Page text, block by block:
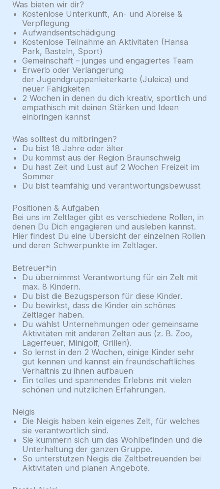
Was bieten wir dir?
Kostenlose Unterkunft, An- und Abreise &
Verpflegung
Aufwandsentschädigung
Kostenlose Teilnahme an Aktivitäten (Hansa
Park, Basteln, Sport)
Gemeinschaft – junges und engagiertes Team
Erwerb oder Verlängerung
der Jugendgruppenleiterkarte (Juleica) und
neuer Fähigkeiten
2 Wochen in denen du dich kreativ, sportlich und
empathisch mit deinen Stärken und Ideen
einbringen kannst
Was solltest du mitbringen?
Du bist 18 Jahre oder älter
Du kommst aus der Region Braunschweig
Du hast Zeit und Lust auf 2 Wochen Freizeit im
Sommer
Du bist teamfähig und verantwortungsbewusst
Positionen & Aufgaben
Bei uns im Zeltlager gibt es verschiedene Rollen, in
denen Du Dich engagieren und ausleben kannst.
Hier findest Du eine Übersicht der einzelnen Rollen
und deren Schwerpunkte im Zeltlager.
Betreuer*in
Du übernimmst Verantwortung für ein Zelt mit
max. 8 Kindern.
Du bist die Bezugsperson für diese Kinder.
Du bewirkst, dass die Kinder ein schönes
Zeltlager haben.
Du wählst Unternehmungen oder gemeinsame
Aktivitäten mit anderen Zelten aus (z. B. Zoo,
Lagerfeuer, Minigolf, Grillen).
So lernst in den 2 Wochen, einige Kinder sehr
gut kennen und kannst ein freundschaftliches
Verhältnis zu ihnen aufbauen
Ein tolles und spannendes Erlebnis mit vielen
schönen und nützlichen Erfahrungen.
Neigis
Die Neigis haben kein eigenes Zelt, für welches
sie verantwortlich sind.
Sie kümmern sich um das Wohlbefinden und die
Unterhaltung der ganzen Gruppe.
So unterstützen Neigis die Zeltbetreuenden bei
Aktivitäten und planen Angebote.